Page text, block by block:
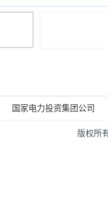
国家电力投资集团公司
版权所